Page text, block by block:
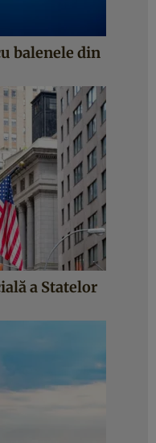
balenele din
a Statelor